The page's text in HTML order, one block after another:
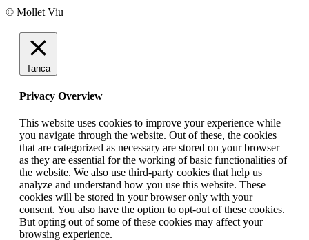
© Mollet Viu
Tanca
Privacy Overview
This website uses cookies to improve your experience while
you navigate through the website. Out of these, the cookies
that are categorized as necessary are stored on your browser
as they are essential for the working of basic functionalities of
the website. We also use third-party cookies that help us
analyze and understand how you use this website. These
cookies will be stored in your browser only with your
consent. You also have the option to opt-out of these cookies.
But opting out of some of these cookies may affect your
browsing experience.